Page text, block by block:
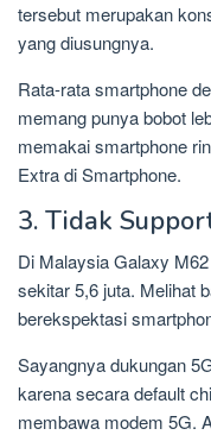
tersebut merupakan
yang diusungnya.
Rata-rata smartphone
memang punya bobot
memakai smartphone
Extra di Smartphone.
3. Tidak
Di Malaysia Galaxy
sekitar 5,6 juta. Melihat
berekspektasi
Sayangnya dukungan
karena secara default
membawa modem 5G.